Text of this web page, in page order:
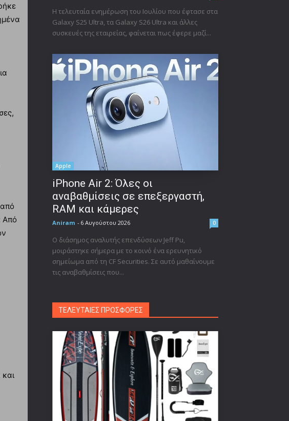
Από
Η τελευταία ενημέρωση του Ιουλίου που έφτασε στα
Galaxy S25 Ultra, τα Galaxy S26 Ultra και άλλες
συσκευές της εταιρείας, φαίνεται πως έφερε μαζί...
Apple
iPhone Air 2: Όλες οι
αναβαθμίσεις σε επεξεργαστή,
RAM και κάμερες
Aniram - 6 Αυγούστου 2026 0
Ο διάσημος αναλυτής επενδύσεων Jeff Pu,
μοιράστηκε σήμερα με το κοινό ένα ερευνητικό
σημείωμα από τη CF Securities. Σε αυτό μαθαίνουμε
τις αναβαθμίσεις που...
ΤΕΛΕΥΤΑΙΕΣ ΠΡΟΣΦΟΡΕΣ